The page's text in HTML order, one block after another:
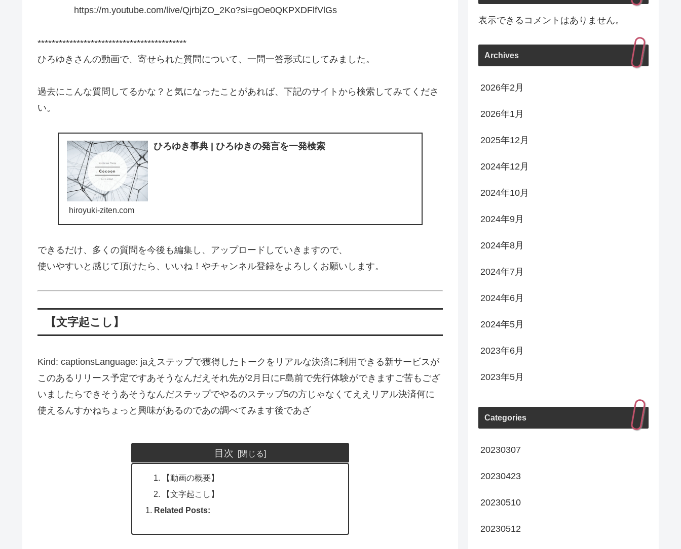
https://m.youtube.com/live/QjrbjZO_2Ko?si=gOe0QKPXDFlfVlGs
******************************************
ひろゆきさんの動画で、寄せられた質問について、一問一答形式にしてみました。
過去にこんな質問してるかな？と気になったことがあれば、下記のサイトから検索してみてくださ
い。
ひろゆき事典 | ひろゆきの発言を一発検索
hiroyuki-ziten.com
できるだけ、多くの質問を今後も編集し、アップロードしていきますので、
使いやすいと感じて頂けたら、いいね！やチャンネル登録をよろしくお願いします。
【文字起こし】
Kind: captionsLanguage: jaえステップで獲得したトークをリアルな決済に利用できる新サービスが
このあるリリース予定ですあそうなんだえそれ先が2月日にF島前で先行体験ができますご苦もござ
いましたらできそうあそうなんだステップでやるのステップ5の方じゃなくてええリアル決済何に
使えるんすかねちょっと興味があるのであの調べてみます後であざ
目次
【動画の概要】
【文字起こし】
Related Posts:
表示できるコメントはありません。
Archives
2026年2月
2026年1月
2025年12月
2024年12月
2024年10月
2024年9月
2024年8月
2024年7月
2024年6月
2024年5月
2023年6月
2023年5月
Categories
20230307
20230423
20230510
20230512